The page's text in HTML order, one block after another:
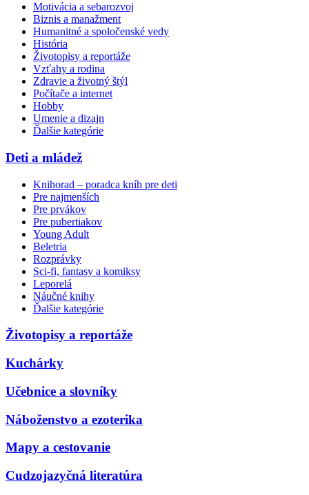
Motivácia a sebarozvoj
Biznis a manažment
Humanitné a spoločenské vedy
História
Životopisy a reportáže
Vzťahy a rodina
Zdravie a životný štýl
Počítače a internet
Hobby
Umenie a dizajn
Ďalšie kategórie
Deti a mládež
Knihorad – poradca kníh pre deti
Pre najmenších
Pre prvákov
Pre pubertiakov
Young Adult
Beletria
Rozprávky
Sci-fi, fantasy a komiksy
Leporelá
Náučné knihy
Ďalšie kategórie
Životopisy a reportáže
Kuchárky
Učebnice a slovníky
Náboženstvo a ezoterika
Mapy a cestovanie
Cudzojazyčná literatúra